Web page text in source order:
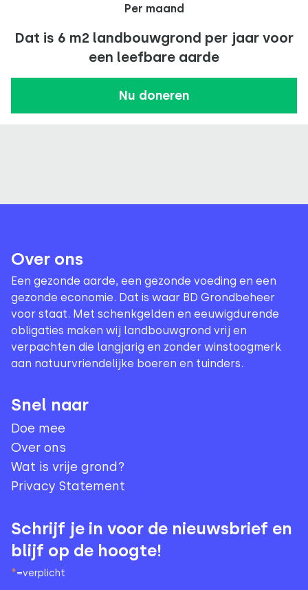
Per maand
Dat is 6 m2 landbouwgrond per jaar voor
een leefbare aarde
Nu doneren
Over ons
Een gezonde aarde, een gezonde voeding en een
gezonde economie. Dat is waar BD Grondbeheer
voor staat. Met schenkgelden en eeuwigdurende
obligaties maken wij landbouwgrond vrij en
verpachten die langjarig en zonder winstoogmerk
aan natuurvriendelijke boeren en tuinders.
Snel naar
Doe mee
Over ons
Wat is vrije grond?
Privacy Statement
Schrijf je in voor de nieuwsbrief en
blijf op de hoogte!
*=verplicht